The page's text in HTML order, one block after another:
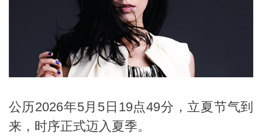
公历2026年5月5日19点49分，立夏节气到
来，时序正式迈入夏季。